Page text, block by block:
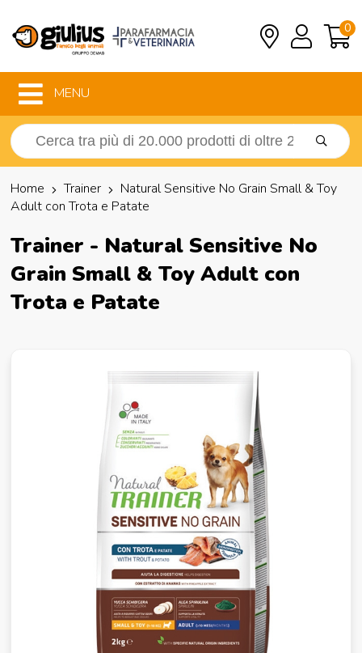
0
MENU
Home Trainer
Natural Sensitive No Grain Small & Toy
Adult con Trota e Patate
Trainer - Natural Sensitive No
Grain Small & Toy Adult con
Trota e Patate